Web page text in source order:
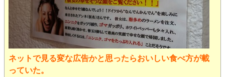
ネットで見る変な広告かと思ったらおいしい食べ方が載
っていた。